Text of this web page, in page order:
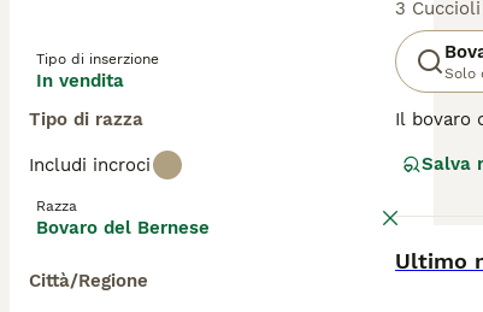
Tipo di inserzione
In vendita
Tipo di razza
Includi incroci
Razza
Bovaro del Bernese
Città/Regione
3
Solo
Il bovaro
con
Leggi la
Salva
Ultimo